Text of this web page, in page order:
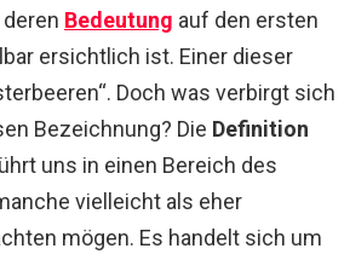
Bedeutung auf den ersten
ersichtlich ist. Einer dieser
Doch was verbirgt sich
Bezeichnung? Die Definition
uns in einen Bereich des
vielleicht als eher
mögen. Es handelt sich um